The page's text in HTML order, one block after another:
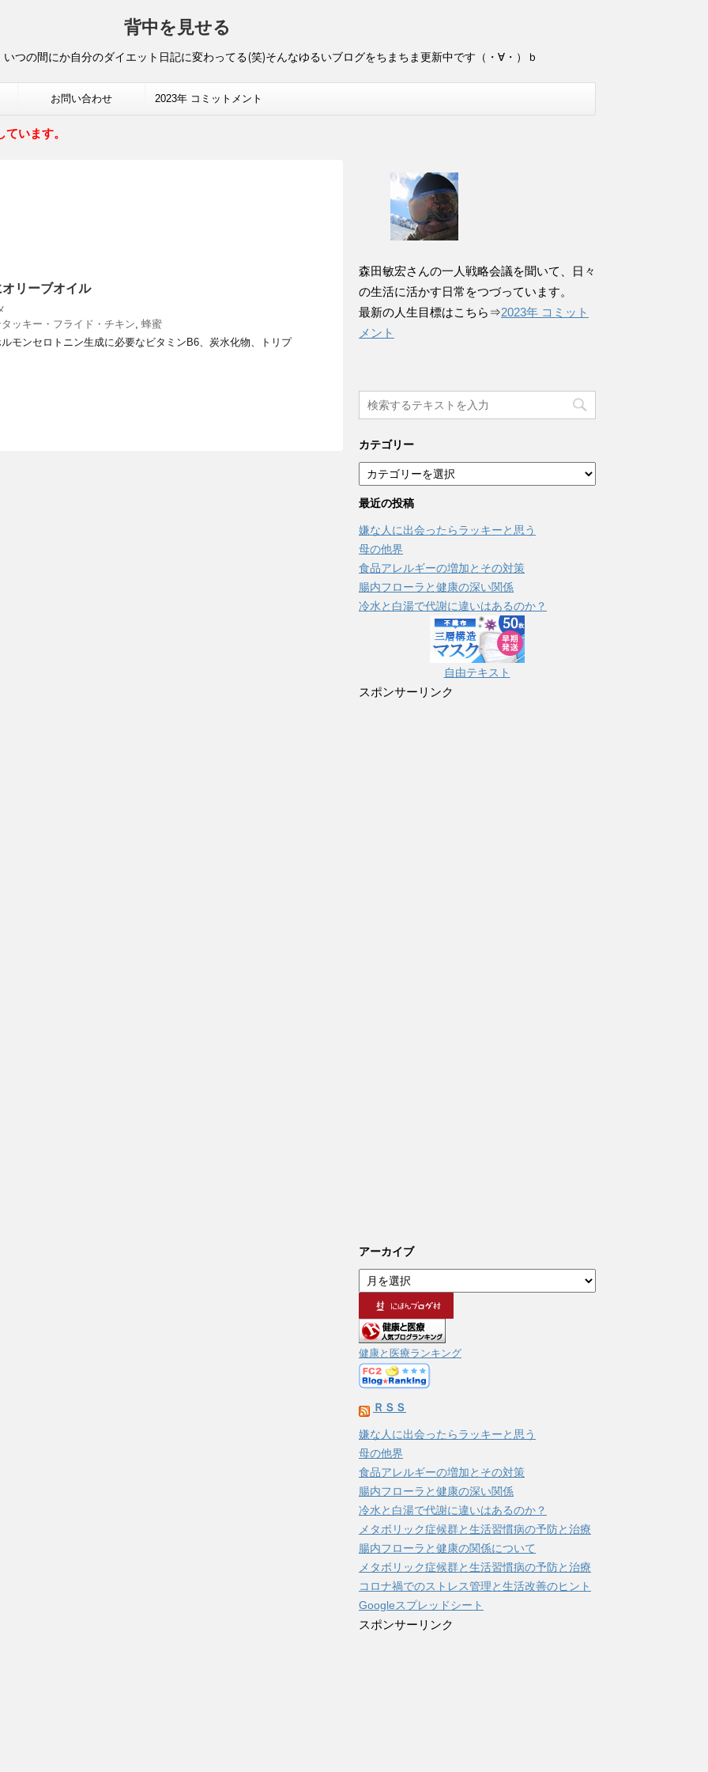
背中を見せる
つの間にか自分のダイエット日記に変わってる(笑)そんなゆるいブログをちまちま更新中です（・∀・）ｂ
お問い合わせ 2023年 コミットメント
います。
リーブオイル
ッキー・フライド・チキン 蜂蜜
モンセロトニン生成に必要なビタミンB6、炭水化物、トリプ
森田敏宏さんの一人戦略会議を聞いて、日々
の生活に活かす日常をつづっています。
最新の人生目標はこちら⇒2023年 コミット
メント
カテゴリー
カ
テ
ゴ
リ
ー
最近の投稿
嫌な人に出会ったらラッキーと思う
母の他界
食品アレルギーの増加とその対策
腸内フローラと健康の深い関係
冷水と白湯で代謝に違いはあるのか？
自由テキスト
スポンサーリンク
アーカイブ
ー
カ
イ
ブ
健康と医療ランキング
ＲＳＳ
嫌な人に出会ったらラッキーと思う
母の他界
食品アレルギーの増加とその対策
腸内フローラと健康の深い関係
冷水と白湯で代謝に違いはあるのか？
メタボリック症候群と生活習慣病の予防と治療
腸内フローラと健康の関係について
メタボリック症候群と生活習慣病の予防と治療
コロナ禍でのストレス管理と生活改善のヒント
Googleスプレッドシート
スポンサーリンク